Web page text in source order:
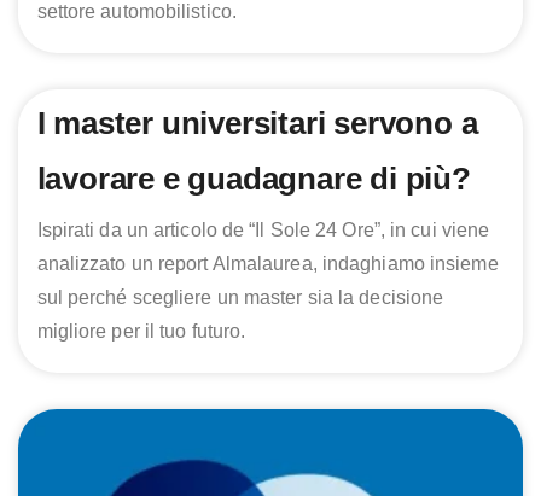
settore automobilistico.
I master universitari servono a
lavorare e guadagnare di più?
Ispirati da un articolo de “Il Sole 24 Ore”, in cui viene
analizzato un report Almalaurea, indaghiamo insieme
sul perché scegliere un master sia la decisione
migliore per il tuo futuro.